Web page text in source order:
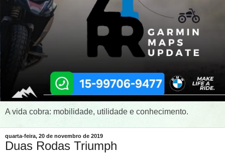
A vida cobra: mobilidade, utilidade e conhecimento.
quarta-feira, 20 de novembro de 2019
Duas Rodas Triumph